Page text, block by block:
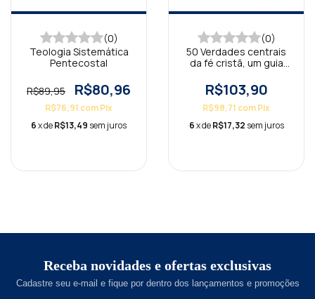
(0)
Teologia Sistemática
Pentecostal
R$89,95 R$80,96
R$76,91 comPix
6x deR$13,49 sem juros
(0)
50 Verdades centrais
da fé cristã, um guia
R$103,90
R$98,71 comPix
6x deR$17,32 sem juros
Receba novidades e ofertas exclusivas
Cadastre seu e-mail e fique por dentro dos lançamentos e promoções